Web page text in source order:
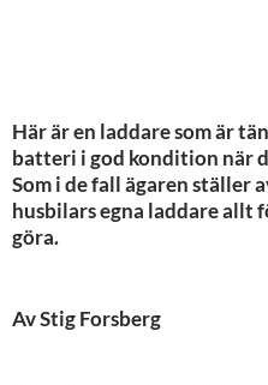
Här är en laddare som är
batteri i god kondition när
Som i de fall ägaren ställer
husbilars egna laddare allt
göra.
Av Stig Forsberg